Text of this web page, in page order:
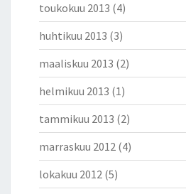
toukokuu 2013 (4)
huhtikuu 2013 (3)
maaliskuu 2013 (2)
helmikuu 2013 (1)
tammikuu 2013 (2)
marraskuu 2012 (4)
lokakuu 2012 (5)